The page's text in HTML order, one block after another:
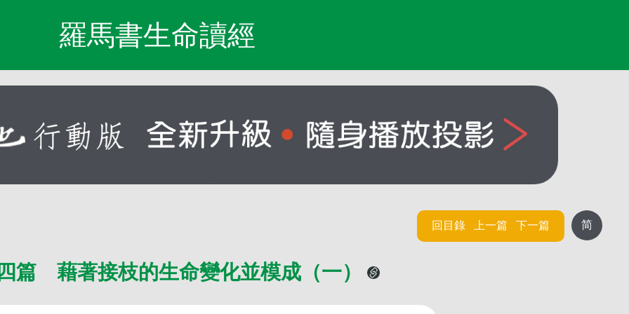
羅馬書生命讀經
简
回目錄 上一篇 下一篇
篇 藉著接枝的生命變化並模成（一）